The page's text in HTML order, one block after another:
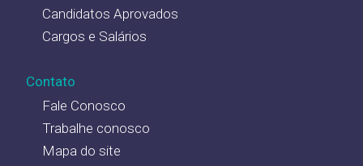
Candidatos Aprovados
Cargos e Salários
Contato
Fale Conosco
Trabalhe conosco
Mapa do site